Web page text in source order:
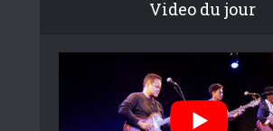
Video du jour